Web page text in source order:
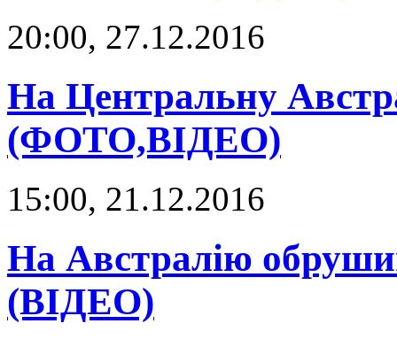
20:00, 27.12.2016
На Центральну
(ФОТО,ВІДЕО)
15:00, 21.12.2016
На Австралію
(ВІДЕО)